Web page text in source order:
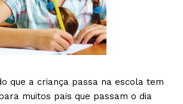
que a criança passa na escola tem
muitos pais que passam o dia